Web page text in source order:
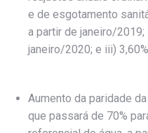
e de esgotamento
a partir de janeiro/2019;
janeiro/2020; e iii)
Aumento da paridade
que passará de 70%